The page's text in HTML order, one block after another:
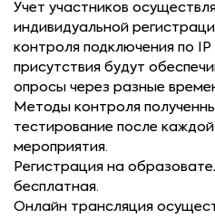
Учет участников
индивидуальной
контроля подключения по
присутствия будут
опросы через разные
Методы контроля
тестирование после
мероприятия.
Регистрация на
бесплатная.
Онлайн трансляция